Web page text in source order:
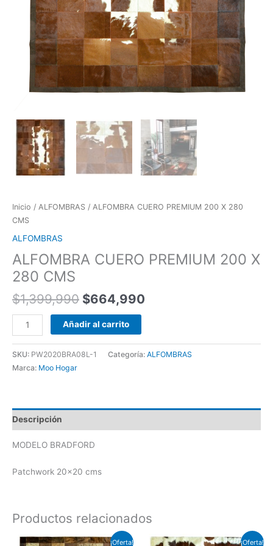
Inicio / ALFOMBRAS / ALFOMBRA CUERO PREMIUM 200 X 280
CMS
ALFOMBRAS
ALFOMBRA CUERO PREMIUM 200 X
280 CMS
$1,399,990 $664,990
Añadir al carrito
SKU: PW2020BRA08L-1 Categoría: ALFOMBRAS
Marca: Moo Hogar
Descripción
MODELO BRADFORD
Patchwork 20×20 cms
Productos relacionados
¡Oferta!
El
El
¡Oferta!
El
El